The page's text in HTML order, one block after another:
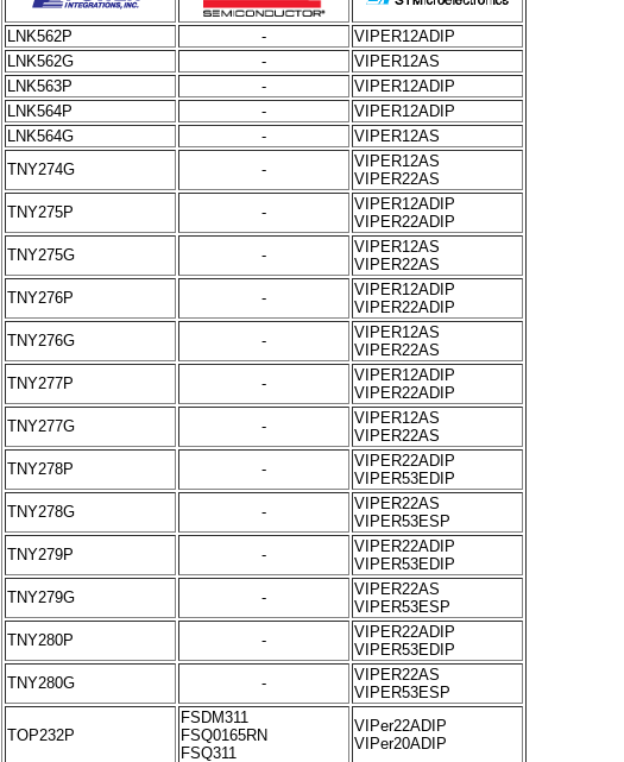
LNK562P -
VIPER12ADIP
LNK562G
-
VIPER12AS
LNK563P
-
VIPER12ADIP
LNK564P
-
VIPER12ADIP
LNK564G
-
VIPER12AS
TNY274G
-
VIPER12AS
VIPER22AS
TNY275P
-
VIPER12ADIP
VIPER22ADIP
TNY275G
-
VIPER12AS
VIPER22AS
TNY276P
-
VIPER12ADIP
VIPER22ADIP
TNY276G
-
VIPER12AS
VIPER22AS
TNY277P
-
VIPER12ADIP
VIPER22ADIP
TNY277G
-
VIPER12AS
VIPER22AS
TNY278P
-
VIPER22ADIP
VIPER53EDIP
TNY278G
-
VIPER22AS
VIPER53ESP
TNY279P
-
VIPER22ADIP
VIPER53EDIP
TNY279G
-
VIPER22AS
VIPER53ESP
TNY280P
-
VIPER22ADIP
VIPER53EDIP
TNY280G
-
VIPER22AS
VIPER53ESP
TOP232P
FSDM311
FSQ0165RN
FSQ311
VIPer22ADIP
VIPer20ADIP